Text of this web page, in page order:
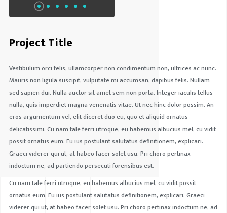
Project Title
Vestibulum orci felis, ullamcorper non condimentum non, ultrices ac nunc.
Mauris non ligula suscipit, vulputate mi accumsan, dapibus felis. Nullam
sed sapien dui. Nulla auctor sit amet sem non porta. Integer iaculis tellus
nulla, quis imperdiet magna venenatis vitae. Ut nec hinc dolor possim. An
eros argumentum vel, elit diceret duo eu, quo et aliquid ornatus
delicatissimi. Cu nam tale ferri utroque, eu habemus albucius mel, cu vidit
possit ornatus eum. Eu ius postulant salutatus definitionem, explicari.
Graeci viderer qui ut, at habeo facer solet usu. Pri choro pertinax
indoctum ne, ad partiendo persecuti forensibus est.
Cu nam tale ferri utroque, eu habemus albucius mel, cu vidit possit
ornatus eum. Eu ius postulant salutatus definitionem, explicari. Graeci
viderer qui ut, at habeo facer solet usu. Pri choro pertinax indoctum ne, ad